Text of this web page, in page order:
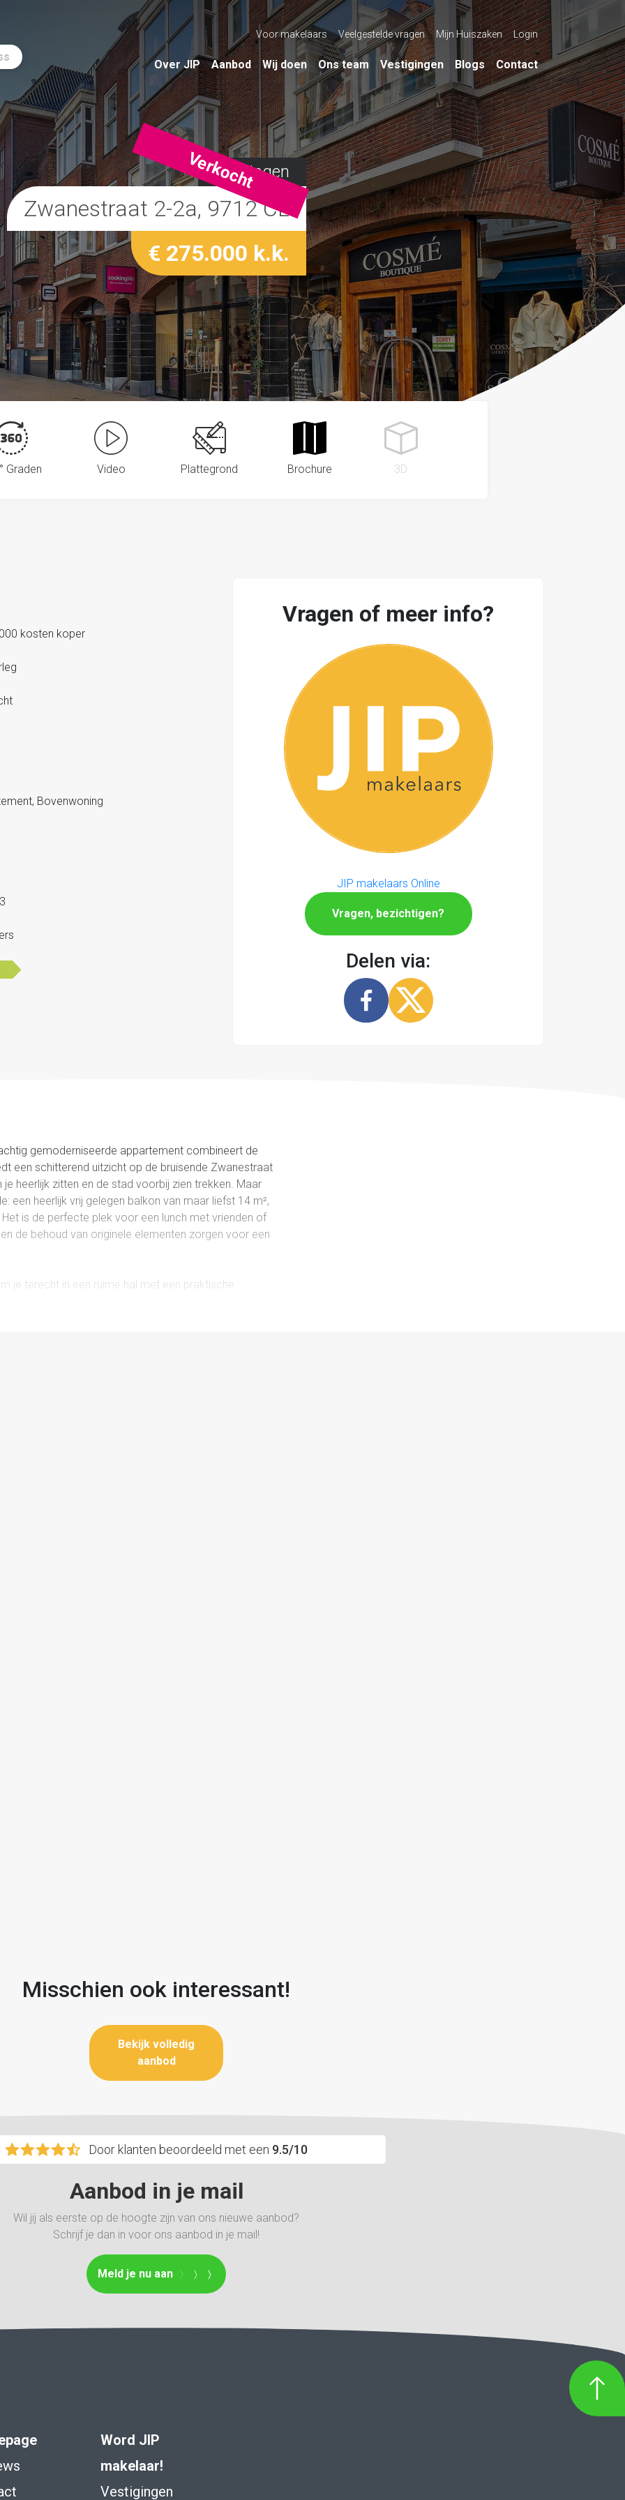
Voor makelaars Veelgestelde vragen Mijn Huiszaken Login
Over JIP Aanbod Wij doen Ons team Vestigingen Blogs Contact
Groningen
Verkocht
Zwanestraat 2-2a, 9712 CL
€ 275.000 k.k.
Graden Video Plattegrond Brochure 3D
kosten koper
Bovenwoning
Vragen of meer info?
JIP makelaars Online
Vragen, bezichtigen?
Delen via:
gemoderniseerde appartement combineert de
een schitterend uitzicht op de bruisende Zwanestraat
heerlijk zitten en de stad voorbij zien trekken. Maar
een heerlijk vrij gelegen balkon van maar liefst 14 m²,
is de perfecte plek voor een lunch met vrienden of
de behoud van originele elementen zorgen voor een
je terecht in een ruime hal met een praktische
heeft een speelse indeling met een prachtige erker,
Misschien ook interessant!
Bekijk volledig
aanbod
Door klanten beoordeeld met een 9.5/10
Aanbod in je mail
Wil jij als eerste op de hoogte zijn van ons nieuwe aanbod?
Schrijf je dan in voor ons aanbod in je mail!
Meld je nu aan
Word JIP
makelaar!
Vestigingen